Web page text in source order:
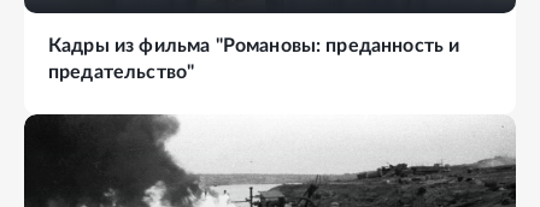
Кадры из фильма "Романовы: преданность и
предательство"